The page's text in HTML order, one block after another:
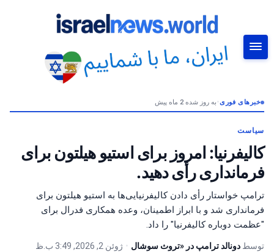
خبرهای فوری•به روز شده 2 ماه پیش
سیاست
کالیفرنیا: امروز برای استیو هیلتون برای
فرمانداری رأی دهید.
ترامپ خواستار رأی دادن کالیفرنیایی‌ها به استیو هیلتون برای
فرمانداری شد و با ابراز اطمینان، وعده همکاری فدرال برای
"عظمت دوباره کالیفرنیا" را داد.
توسط دونالد ترامپ در «تروث سوشال • ژوئن 2, 2026, 3:49 ب.ظ